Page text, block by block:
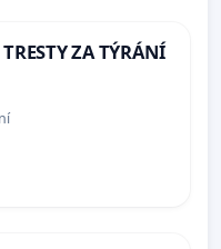
ZA TÝRÁNÍ